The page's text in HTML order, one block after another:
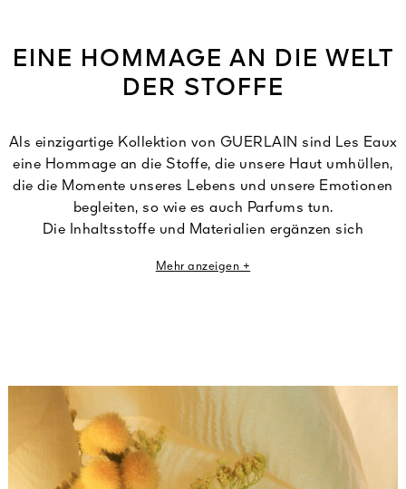
EINE HOMMAGE AN DIE WELT
DER STOFFE
Als einzigartige Kollektion von GUERLAIN sind Les Eaux
eine Hommage an die Stoffe, die unsere Haut umhüllen,
die die Momente unseres Lebens und unsere Emotionen
begleiten, so wie es auch Parfums tun.
Die Inhaltsstoffe und Materialien ergänzen sich
Spiel subtiler, raffinierter Nuancen. Düfte, die haptische
Mehr anzeigen +